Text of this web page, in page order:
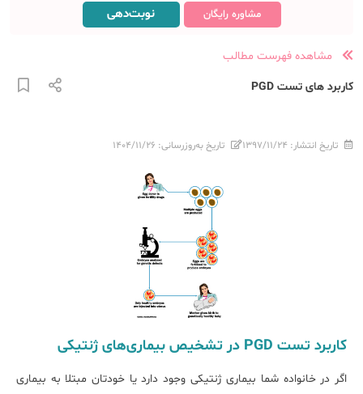
مشاوره رایگان نوبت‌دهی
مشاهده فهرست مطالب
کاربرد های تست PGD
تاریخ انتشار: ۱۳۹۷/۱۱/۲۴ تاریخ به‌روزرسانی: ۱۴۰۴/۱۱/۲۶
کاربرد تست PGD در تشخیص بیماری‌های ژنتیکی
اگر در خانواده شما بیماری ژنتیکی وجود دارد یا خودتان مبتلا به بیماری